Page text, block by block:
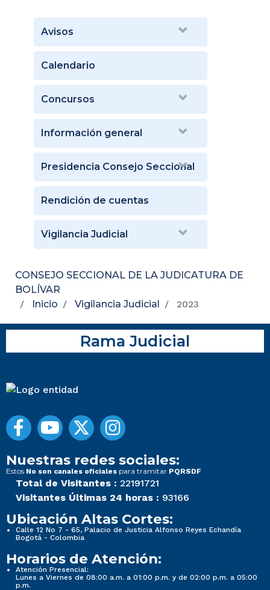
Avisos
Calendario
Concursos
Información general
Presidencia Consejo Seccional
Rendición de cuentas
Vigilancia Judicial
CONSEJO SECCIONAL DE LA JUDICATURA DE
BOLÍVAR
Inicio
Vigilancia Judicial 2023
Rama Judicial
Nuestras redes sociales:
Estos No son canales oficiales para tramitar PQRSDF
Total de Visitantes : 22191721
Visitantes Últimas 24 horas : 93166
Ubicación Altas Cortes:
Calle 12 No 7 - 65, Palacio de Justicia Alfonso Reyes Echandía
Bogotá - Colombia
Horarios de Atención:
Atención Presencial:
Lunes a Viernes de 08:00 a.m. a 01:00 p.m. y de 02:00 p.m. a 05:00
p.m.